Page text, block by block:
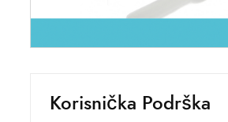
Korisnička Podrška